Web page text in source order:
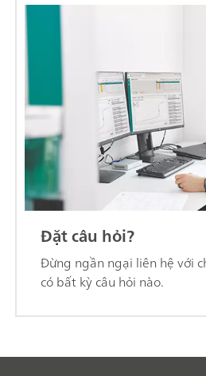
Đặt câu hỏi?
Đừng ngần ngại liên hệ với
có bất kỳ câu hỏi nào. ​